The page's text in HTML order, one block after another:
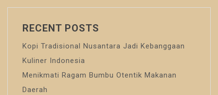
RECENT POSTS
Kopi Tradisional Nusantara Jadi Kebanggaan
Kuliner Indonesia
Menikmati Ragam Bumbu Otentik Makanan
Daerah